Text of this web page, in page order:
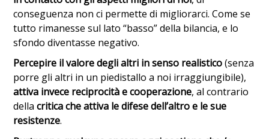
conseguenza non ci permette di migliorarci. Come se
tutto rimanesse sul lato “basso” della bilancia, e lo
sfondo diventasse negativo.
Percepire il valore degli altri in senso realistico(senza
porre gli altri in un piedistallo a noi irraggiungibile),
attiva invece reciprocità e cooperazione, al contrario
della critica che attiva le difese dell’altro e le sue
resistenze.